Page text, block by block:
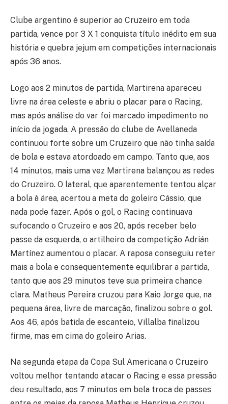
Clube argentino é superior ao Cruzeiro em toda
partida, vence por 3 X 1 conquista título inédito em sua
história e quebra jejum em competições internacionais
após 36 anos.
Logo aos 2 minutos de partida, Martirena apareceu
livre na área celeste e abriu o placar para o Racing,
mas após análise do var foi marcado impedimento no
início da jogada. A pressão do clube de Avellaneda
continuou forte sobre um Cruzeiro que não tinha saída
de bola e estava atordoado em campo. Tanto que, aos
14 minutos, mais uma vez Martirena balançou as redes
do Cruzeiro. O lateral, que aparentemente tentou alçar
a bola à área, acertou a meta do goleiro Cássio, que
nada pode fazer. Após o gol, o Racing continuava
sufocando o Cruzeiro e aos 20, após receber belo
passe da esquerda, o artilheiro da competição Adrián
Martínez aumentou o placar. A raposa conseguiu reter
mais a bola e consequentemente equilibrar a partida,
tanto que aos 29 minutos teve sua primeira chance
clara. Matheus Pereira cruzou para Kaio Jorge que, na
pequena área, livre de marcação, finalizou sobre o gol.
Aos 46, após batida de escanteio, Villalba finalizou
firme, mas em cima do goleiro Arias.
Na segunda etapa da Copa Sul Americana o Cruzeiro
voltou melhor tentando atacar o Racing e essa pressão
deu resultado, aos 7 minutos em bela troca de passes